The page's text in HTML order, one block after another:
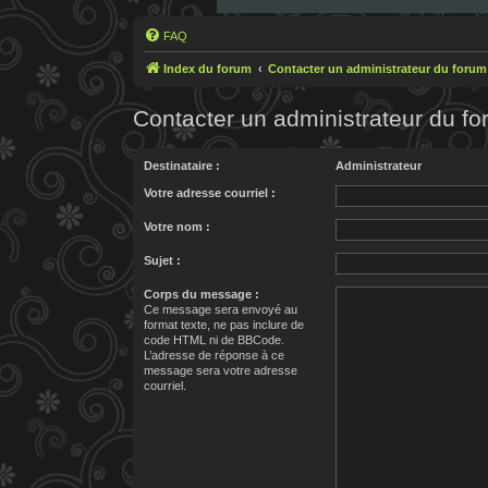
FAQ
Index du forum Contacter un administrateur du forum
Contacter un administrateur du
Destinataire : Administrateur
Votre adresse courriel :
Votre nom :
Sujet :
Corps du message :
Ce message sera envoyé au
format texte, ne pas inclure de
code HTML ni de BBCode.
L’adresse de réponse à ce
message sera votre adresse
courriel.